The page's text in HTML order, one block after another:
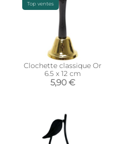
Top ventes
Clochette classique Or
6.5 x 12 cm
5,90 €